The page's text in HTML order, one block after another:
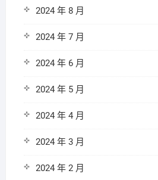
2024 年 8 月
2024 年 7 月
2024 年 6 月
2024 年 5 月
2024 年 4 月
2024 年 3 月
2024 年 2 月